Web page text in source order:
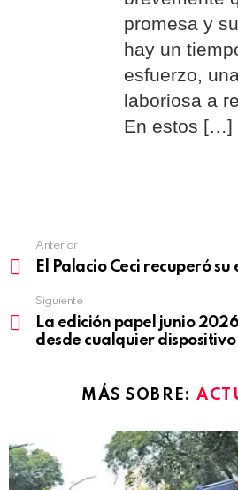
promesa y
hay un
esfuerzo,
laboriosa a
En estos […]
See
more
Anterior
El Palacio Ceci recuperó su
Siguiente
La edición papel junio
desde cualquier dispositivo
MÁS SOBRE: